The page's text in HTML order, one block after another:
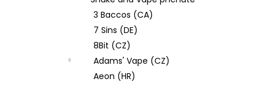
3 Baccos (CA)
7 Sins (DE)
8Bit (CZ)
Adams' Vape (CZ)
Aeon (HR)
JOYETECH BF SS316 ATOMIZER 0,6OHM